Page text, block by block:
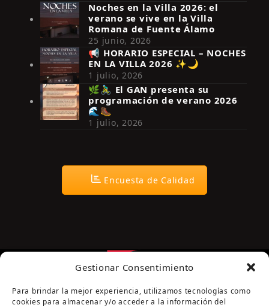
Gestionar Consentimiento
Para brindar la mejor experiencia, utilizamos tecnologías como
cookies para almacenar y/o acceder a la información del
Síguenos en Instagram
Noches en la Villa 2026: el
verano se vive en la Villa
Romana de Fuente Álamo
25 junio, 2026
📢 HORARIO ESPECIAL – NOCHES
EN LA VILLA 2026 ✨🌙
1 julio, 2026
🌿🚴‍♂️ El GAN presenta su
programación de verano 2026
🌊🥾
1 julio, 2026
Encuesta de Calidad